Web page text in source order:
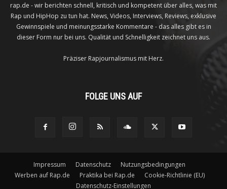
rap.de - wir berichten schnell, kritisch und kompetent über alles, was mit
Rap und HipHop zu tun hat. News, Videos, Interviews, Reviews, exklusive
Gewinnspiele und meinungsstarke Kommentare - das alles gibt es in
dieser Form nur bei uns. Qualität und Schnelligkeit zeichnet uns aus.
Präziser Rapjournalismus mit Herz.
FOLGE UNS AUF
Impressum Datenschutz
Nutzungsbedingungen
Werben auf Rap.de
Praktika bei Rap.de
Cookie-Richtlinie (EU)
Datenschutz-Einstellungen